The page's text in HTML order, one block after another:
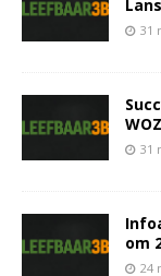
31
31
om
24